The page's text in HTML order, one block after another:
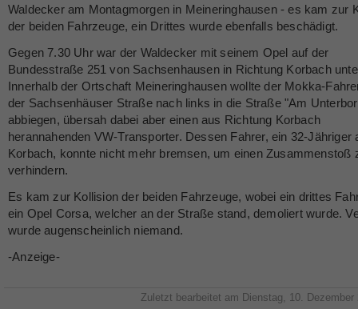
Waldecker am Montagmorgen in Meineringhausen - es kam zur
der beiden Fahrzeuge, ein Drittes wurde ebenfalls beschädigt.
Gegen 7.30 Uhr war der Waldecker mit seinem Opel auf der
Bundesstraße 251 von Sachsenhausen in Richtung Korbach
Innerhalb der Ortschaft Meineringhausen wollte der Mokka-
der Sachsenhäuser Straße nach links in die Straße "Am
abbiegen, übersah dabei aber einen aus Richtung Korbach
herannahenden VW-Transporter. Dessen Fahrer, ein 32-Jähriger
Korbach, konnte nicht mehr bremsen, um einen Zusammenstoß
verhindern.
Es kam zur Kollision der beiden Fahrzeuge, wobei ein drittes
ein Opel Corsa, welcher an der Straße stand, demoliert wurde.
wurde augenscheinlich niemand.
-Anzeige-
Zuletzt bearbeitet am Dienstag, 10. Dezember